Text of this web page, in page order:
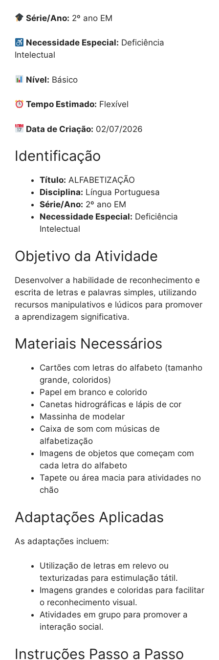
Série/Ano: 2º ano EM
Necessidade Especial: Deficiência
Intelectual
Nível: Básico
Tempo Estimado: Flexível
Data de Criação: 02/07/2026
Identificação
Título: ALFABETIZAÇÃO
Disciplina: Língua Portuguesa
Série/Ano: 2º ano EM
Necessidade Especial: Deficiência
Intelectual
Objetivo da Atividade
Desenvolver a habilidade de reconhecimento e
escrita de letras e palavras simples, utilizando
recursos manipulativos e lúdicos para promover
a aprendizagem significativa.
Materiais Necessários
Cartões com letras do alfabeto (tamanho
grande, coloridos)
Papel em branco e colorido
Canetas hidrográficas e lápis de cor
Massinha de modelar
Caixa de som com músicas de
alfabetização
Imagens de objetos que começam com
cada letra do alfabeto
Tapete ou área macia para atividades no
chão
Adaptações Aplicadas
As adaptações incluem:
Utilização de letras em relevo ou
texturizadas para estimulação tátil.
Imagens grandes e coloridas para facilitar
o reconhecimento visual.
Atividades em grupo para promover a
interação social.
Instruções Passo a Passo